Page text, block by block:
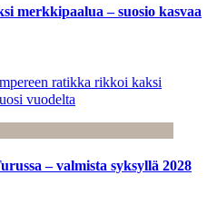
merkkipaalua – suosio kasvaa
ratikka rikkoi kaksi
vuodelta
– valmista syksyllä 2028